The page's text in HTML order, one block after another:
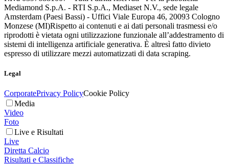
Mediamond S.p.A. - RTI S.p.A., Mediaset N.V., sede legale
Amsterdam (Paesi Bassi) - Uffici Viale Europa 46, 20093 Cologno
Monzese (MI)Rispetto ai contenuti e ai dati personali trasmessi e/o
riprodotti è vietata ogni utilizzazione funzionale all’addestramento di
sistemi di intelligenza artificiale generativa. È altresì fatto divieto
espresso di utilizzare mezzi automatizzati di data scraping.
Legal
CorporatePrivacy PolicyCookie Policy
Media
Video
Foto
Live e Risultati
Live
Diretta Calcio
Risultati e Classifiche